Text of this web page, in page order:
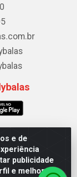
e de
publicidade
e melhorar a
173 Galpão B -
075 - CNPJ